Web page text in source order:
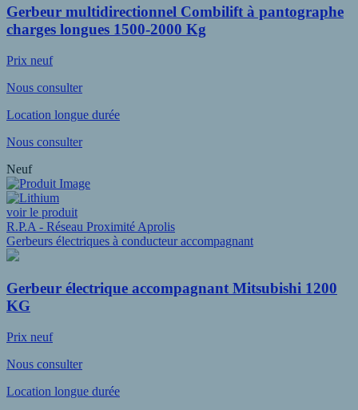
Gerbeur multidirectionnel Combilift à pantographe
charges longues 1500-2000 Kg
Prix neuf
Nous consulter
Location longue durée
Nous consulter
Neuf
voir le produit
R.P.A - Réseau Proximité Aprolis
Gerbeurs électriques à conducteur accompagnant
Gerbeur électrique accompagnant Mitsubishi 1200
KG
Prix neuf
Nous consulter
Location longue durée